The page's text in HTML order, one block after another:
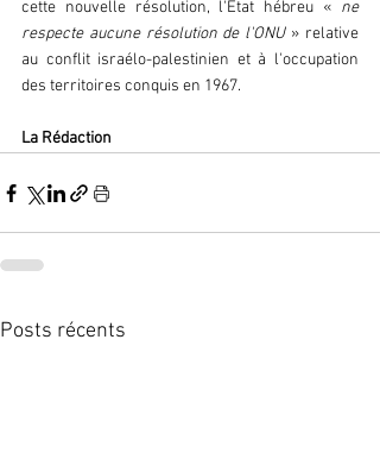
cette nouvelle résolution, l'Etat hébreu « ne
respecte aucune résolution de l'ONU » relative
au conflit israélo-palestinien et à l'occupation
des territoires conquis en 1967.
La Rédaction
Posts récents